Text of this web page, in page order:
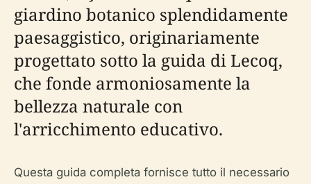
giardino botanico splendidamente
paesaggistico, originariamente
progettato sotto la guida di Lecoq,
che fonde armoniosamente la
bellezza naturale con
l'arricchimento educativo.
Questa guida completa fornisce tutto il necessario